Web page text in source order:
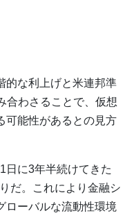
的な利上げと米連邦準
合わさることで、仮想
可能性があるとの見方
日に3年半続けてきた
だ。これにより金融シ
ローバルな流動性環境